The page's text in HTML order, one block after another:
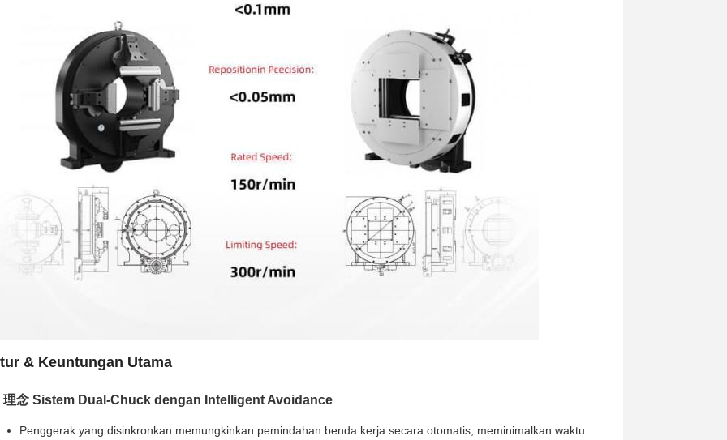
& Keuntungan Utama
理念 Sistem Dual-Chuck dengan Intelligent Avoidance
Penggerak yang disinkronkan memungkinkan pemindahan benda kerja secara otomatis, meminimalkan waktu